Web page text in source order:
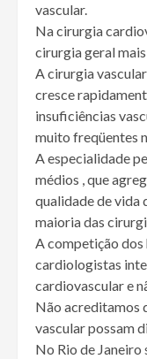
vascular.
Na cirurgia
cirurgia geral
A cirurgia
cresce
insuficiências
muito freqüentes
A especialidade
médios , que
qualidade de vida
maioria das
A competição
cardiologistas
cardiovascular e
Não acreditamos
vascular possam
No Rio de